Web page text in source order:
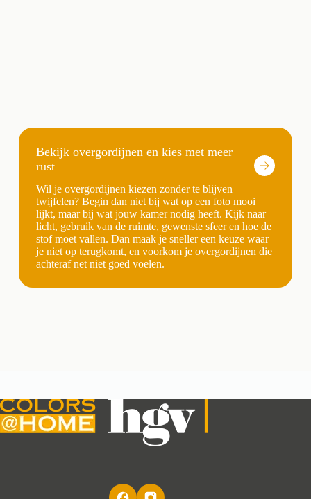
Bekijk overgordijnen en kies met meer
rust
Wil je overgordijnen kiezen zonder te blijven
twijfelen? Begin dan niet bij wat op een foto mooi
lijkt, maar bij wat jouw kamer nodig heeft. Kijk naar
licht, gebruik van de ruimte, gewenste sfeer en hoe de
stof moet vallen. Dan maak je sneller een keuze waar
je niet op terugkomt, en voorkom je overgordijnen die
achteraf net niet goed voelen.